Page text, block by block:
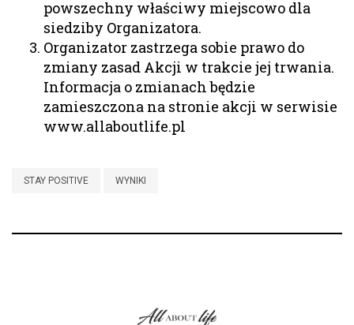
powszechny właściwy miejscowo dla
siedziby Organizatora.
Organizator zastrzega sobie prawo do
zmiany zasad Akcji w trakcie jej trwania.
Informacja o zmianach będzie
zamieszczona na stronie akcji w serwisie
www.allaboutlife.pl
STAY POSITIVE WYNIKI